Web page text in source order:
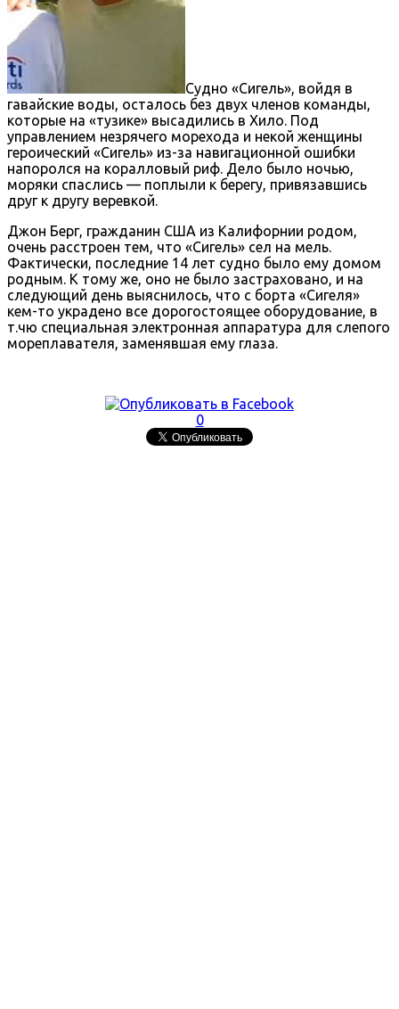
Судно «Сигель», войдя в
гавайские воды, осталось без двух членов команды,
которые на «тузике» высадились в Хило. Под
управлением незрячего морехода и некой женщины
героический «Сигель» из-за навигационной ошибки
напоролся на коралловый риф. Дело было ночью,
моряки спаслись — поплыли к берегу, привязавшись
друг к другу веревкой.
Джон Берг, гражданин США из Калифорнии родом,
очень расстроен тем, что «Сигель» сел на мель.
Фактически, последние 14 лет судно было ему домом
родным. К тому же, оно не было застраховано, и на
следующий день выяснилось, что с борта «Сигеля»
кем-то украдено все дорогостоящее оборудование, в
т.чю специальная электронная аппаратура для слепого
мореплавателя, заменявшая ему глаза.
0